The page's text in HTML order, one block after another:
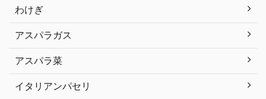
わけぎ
アスパラガス
アスパラ菜
イタリアンパセリ